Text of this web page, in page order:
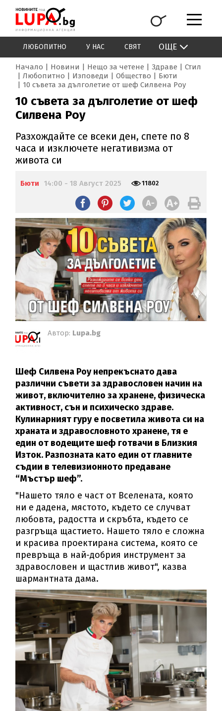
ЛЮБОПИТНО У НАС СВЯТ ОЩЕ
Начало Новини Нещо за четене Здраве
Стил
Любопитно
Изповеди Общество
Бюти
10 съвета за дълголетие от шеф Силвена Роу
10 съвета за дълголетие от шеф
Силвена Роу
Разхождайте се всеки ден, спете по 8
часа и изключете негативизма от
живота си
Бюти 14:00 - 18 Август 2025 11802
Автор: Lupa.bg
Шеф Силвена Роу непрекъснато дава
различни съвети за здравословен начин на
живот, включително за хранене, физическа
активност, сън и психическо здраве.
Кулинарният гуру е посветила живота си на
храната и здравословното хранене, тя е
един от водещите шеф готвачи в Близкия
Изток. Разпозната като един от главните
съдии в телевизионното предаване
“Мъстър шеф”.
"Нашето тяло е част от Вселената, която
ни е дадена, мястото, където се случват
любовта, радостта и скръбта, където се
разгръща щастието. Нашето тяло е сложна
и красива проектирана система, която се
превръща в най-добрия инструмент за
здравословен и щастлив живот", казва
шармантната дама.